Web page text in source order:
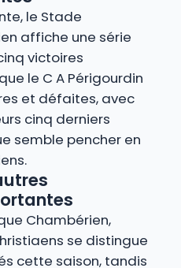
le Stade
affiche une série
victoires
le C A Périgourdin
et défaites, avec
cinq derniers
semble pencher en
Chambérien,
se distingue
cette saison, tandis